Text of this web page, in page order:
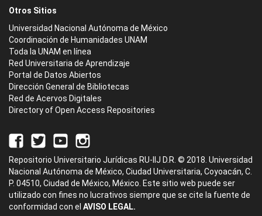
Otros Sitios
Universidad Nacional Autónoma de México
Coordinación de Humanidades UNAM
Toda la UNAM en línea
Red Universitaria de Aprendizaje
Portal de Datos Abiertos
Dirección General de Bibliotecas
Red de Acervos Digitales
Directory of Open Access Repositories
Repositorio Universitario Jurídicas RU-IIJ D.R. © 2018. Universidad
Nacional Autónoma de México, Ciudad Universitaria, Coyoacán, C.
P. 04510, Ciudad de México, México. Este sitio web puede ser
utilizado con fines no lucrativos siempre que se cite la fuente de
conformidad con el AVISO LEGAL.